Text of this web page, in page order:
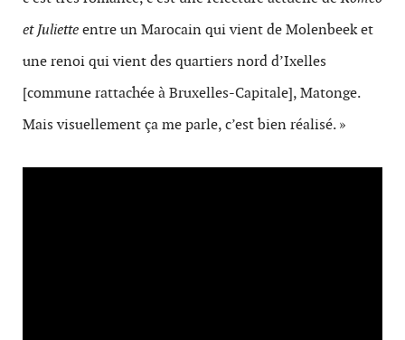
et Julietteentre un Marocain qui vient de Molenbeek et
une renoi qui vient des quartiers nord d’Ixelles
[commune rattachée à Bruxelles-Capitale], Matonge.
Mais visuellement ça me parle, c’est bien réalisé. »